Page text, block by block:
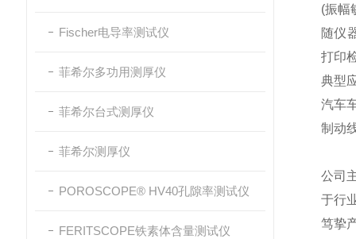
Fischer电导率测试仪
菲希尔多功用测厚仪
菲希尔台式测厚仪
菲希尔测厚仪
POROSCOPE® HV40孔隙率测试仪
FERITSCOPE铁素体含量测试仪
(振幅
随仪
打印
典型
汽车
制动
公司
于行
笃挚